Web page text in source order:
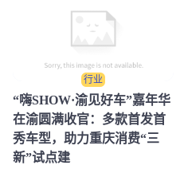
行业
​“嗨SHOW·渝见好车”嘉年华
在渝圆满收官：多款首发首
秀车型，助力重庆消费“三
新”试点建